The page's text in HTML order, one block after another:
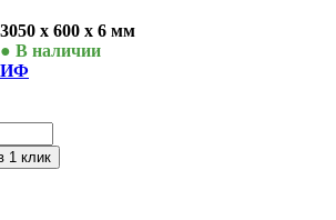
x 600 x 6 мм
● В наличии
1 клик